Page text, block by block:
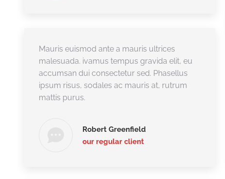
Robert Greenfield
our regular client
Mauris euismod ante a mauris ultrices
malesuada. ivamus tempus gravida elit, eu
accumsan dui consectetur sed. Phasellus
ipsum risus, sodales ac mauris at, rutrum
mattis purus.